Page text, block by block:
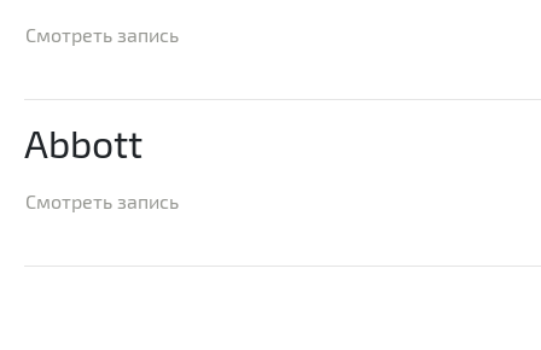
Смотреть запись
Abbott
Смотреть запись